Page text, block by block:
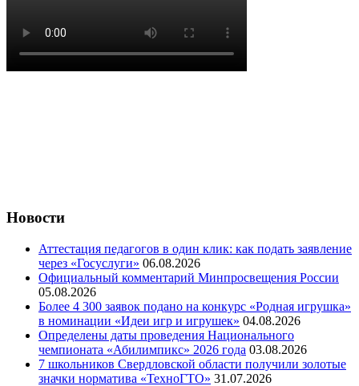
Новости
Аттестация педагогов в один клик: как подать заявление
через «Госуслуги» 06.08.2026
Официальный комментарий Минпросвещения России
05.08.2026
Более 4 300 заявок подано на конкурс «Родная игрушка»
в номинации «Идеи игр и игрушек» 04.08.2026
Определены даты проведения Национального
чемпионата «Абилимпикс» 2026 года 03.08.2026
7 школьников Свердловской области получили золотые
значки норматива «ТехноГТО» 31.07.2026